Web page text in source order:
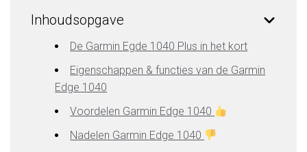
Inhoudsopgave
De Garmin Egde 1040 Plus in het kort
Eigenschappen & functies van de Garmin
Edge 1040
Voordelen Garmin Edge 1040
Nadelen Garmin Edge 1040